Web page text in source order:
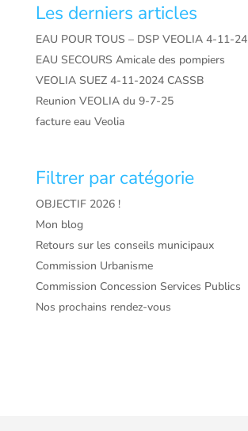
Les derniers articles
EAU POUR TOUS – DSP VEOLIA 4-11-24
EAU SECOURS Amicale des pompiers
VEOLIA SUEZ 4-11-2024 CASSB
Reunion VEOLIA du 9-7-25
facture eau Veolia
Filtrer par catégorie
OBJECTIF 2026 !
Mon blog
Retours sur les conseils municipaux
Commission Urbanisme
Commission Concession Services Publics
Nos prochains rendez-vous